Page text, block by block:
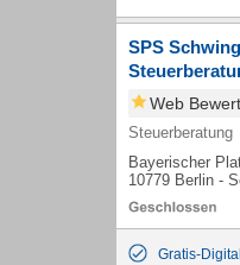
SPS
Web
Steuerberatung
Bayerischer
10779 Berlin -
Gratis-